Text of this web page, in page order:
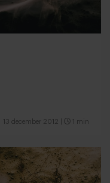
13 december 2012 1 min